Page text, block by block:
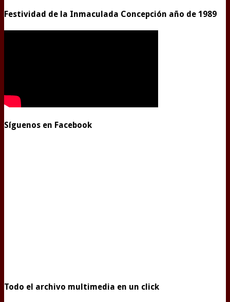
Festividad de la Inmaculada Concepción año de 1989
Síguenos en Facebook
Todo el archivo multimedia en un click